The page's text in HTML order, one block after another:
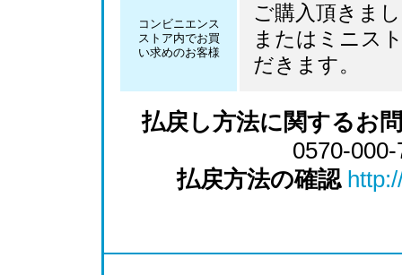
コンビニエンス
ストア内でお買
い求めのお客様
ご購入頂きま
またはミニス
だきます。
払戻し方法に関するお
0570-
払戻方法の確認